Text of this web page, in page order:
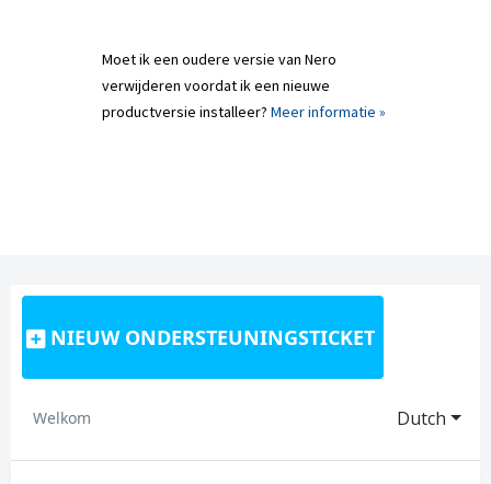
Moet ik een oudere versie van Nero
verwijderen voordat ik een nieuwe
productversie installeer? Meer informatie »
NIEUW ONDERSTEUNINGSTICKET
Dutch
Welkom